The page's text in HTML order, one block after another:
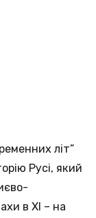
літ”
Русі, який
в ХІ – на